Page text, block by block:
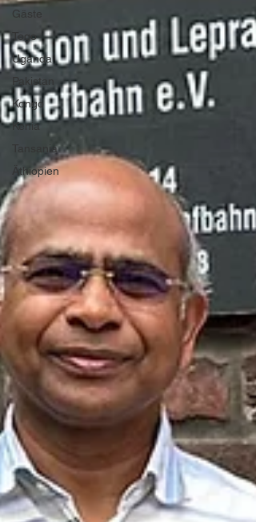
Gäste
Togo
Uganda
Pakistan
Kongo
Kenia
Tansania
Äthiopien